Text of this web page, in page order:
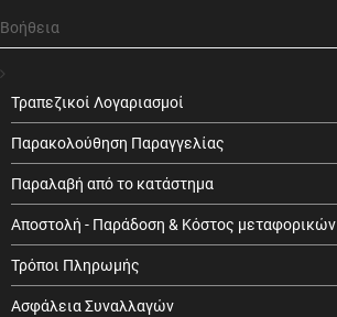
Βοήθεια
Τραπεζικοί Λογαριασμοί
Παρακολούθηση Παραγγελίας
Παραλαβή από το κατάστημα
Αποστολή - Παράδοση & Κόστος μεταφορικών
Τρόποι Πληρωμής
Ασφάλεια Συναλλαγών